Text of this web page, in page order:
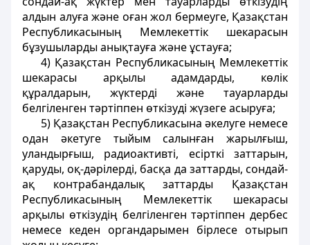
алдын алуға және оған жол бермеуге, Қазақстан
Республикасының Мемлекеттiк шекарасын
бұзушыларды анықтауға және ұстауға;
4) Қазақстан Республикасының Мемлекеттiк
шекарасы арқылы адамдарды, көлiк
құралдарын, жүктердi және тауарларды
белгiленген тәртiппен өткiзудi жүзеге асыруға;
5) Қазақстан Республикасына әкелуге немесе
одан әкетуге тыйым салынған жарылғыш,
уландырғыш, радиоактивтi, есiрткi заттарын,
қаруды, оқ-дәрiлердi, басқа да заттарды, сондай-
ақ контрабандалық заттарды Қазақстан
Республикасының Мемлекеттiк шекарасы
арқылы өткізудің белгiленген тәртiппен дербес
немесе кеден органдарымен бiрлесе отырып